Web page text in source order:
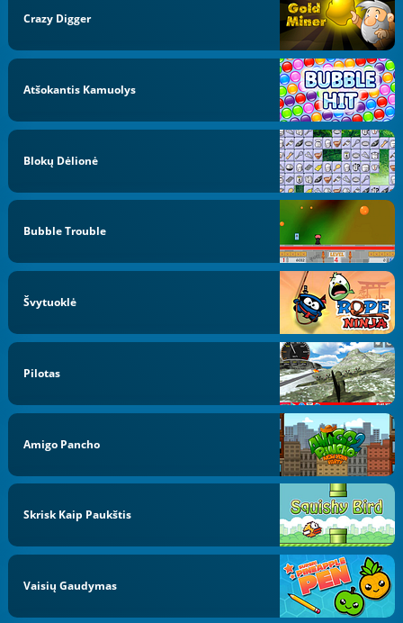
Crazy Digger
Atšokantis Kamuolys
Blokų Dėlionė
Bubble Trouble
Švytuoklė
Pilotas
Amigo Pancho
Skrisk Kaip Paukštis
Vaisių Gaudymas